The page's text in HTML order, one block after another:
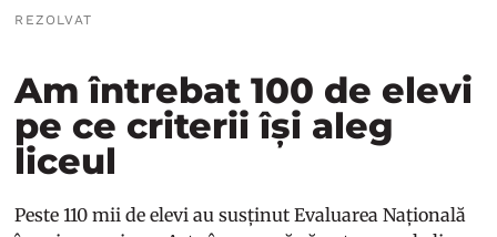
REZOLVAT
Am întrebat 100 de elevi
pe ce criterii își aleg
liceul
Peste 110 mii de elevi au susținut Evaluarea Națională